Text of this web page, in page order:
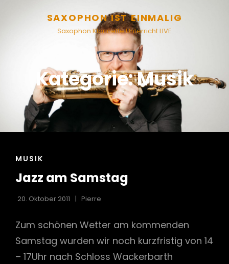
SAXOPHON IST EINMALIG
Saxophon Klarinette Unterricht LIVE
Kategorie:Musik
CAT
MUSIK
Jazz am Samstag
20. Oktober 2011 Pierre
Zum schönen Wetter am kommenden
Samstag wurden wir noch kurzfristig von 14
– 17Uhr nach Schloss Wackerbarth